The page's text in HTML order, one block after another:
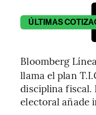
ÚLTIMAS
Bloomberg
llama el plan
disciplina fiscal.
electoral añade